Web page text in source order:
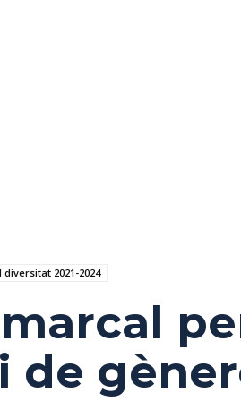
2021-2024
de